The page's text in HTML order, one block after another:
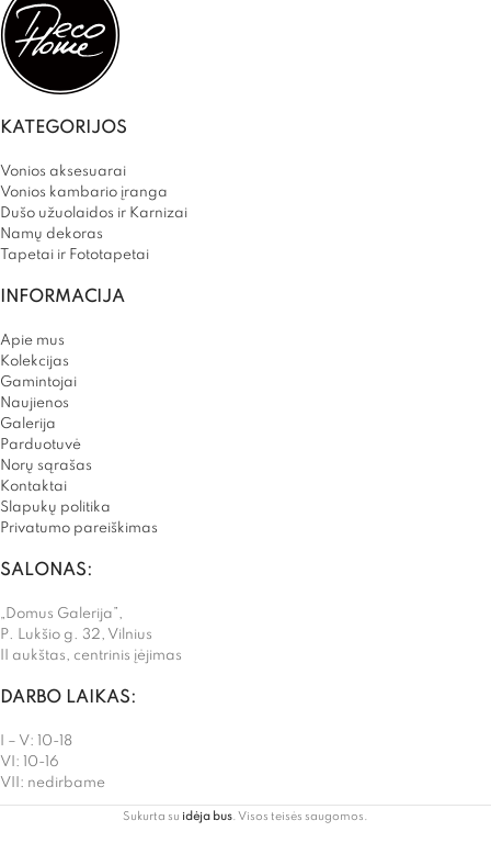
KATEGORIJOS
Vonios aksesuarai
Vonios kambario įranga
Dušo užuolaidos ir Karnizai
Namų dekoras
Tapetai ir Fototapetai
INFORMACIJA
Apie mus
Kolekcijas
Gamintojai
Naujienos
Galerija
Parduotuvė
Norų sąrašas
Kontaktai
Slapukų politika
Privatumo pareiškimas
SALONAS:
„Domus Galerija”,
P. Lukšio g. 32, Vilnius
II aukštas, centrinis įėjimas
DARBO LAIKAS:
I – V: 10-18
VI: 10-16
VII: nedirbame
Sukurta su idėja bus. Visos teisės saugomos.